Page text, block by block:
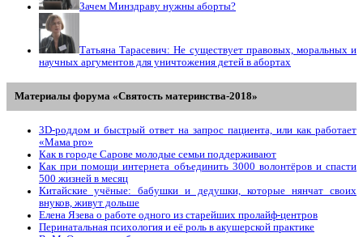
Зачем Минздраву нужны аборты?
Татьяна Тарасевич: Не существует правовых, моральных и
научных аргументов для уничтожения детей в абортах
Материалы форума «Святость материнства-2018»
3D-роддом и быстрый ответ на запрос пациента, или как работает
«Мама prо»
Как в городе Сарове молодые семьи поддерживают
Как при помощи интернета объединить 3000 волонтёров и спасти
500 жизней в месяц
Китайские учёные: бабушки и дедушки, которые нянчат своих
внуков, живут дольше
Елена Язева о работе одного из старейших пролайф-центров
Перинатальная психология и её роль в акушерской практике